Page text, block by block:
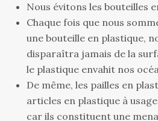
Nous évitons les bouteilles
Chaque fois que nous
une bouteille en plastique,
disparaîtra jamais de la
le plastique envahit nos
De même, les pailles en
articles en plastique à
car ils constituent une